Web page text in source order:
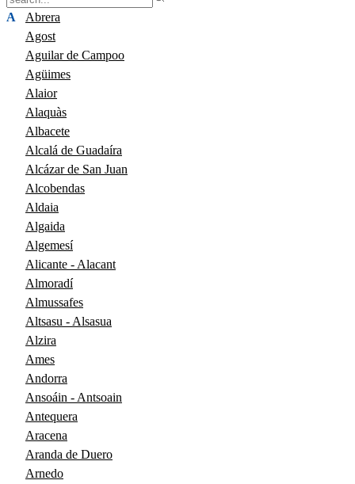
A
Abrera
Agost
Aguilar de Campoo
Agüimes
Alaior
Alaquàs
Albacete
Alcalá de Guadaíra
Alcázar de San Juan
Alcobendas
Aldaia
Algaida
Algemesí
Alicante - Alacant
Almoradí
Almussafes
Altsasu - Alsasua
Alzira
Ames
Andorra
Ansoáin - Antsoain
Antequera
Aracena
Aranda de Duero
Arnedo